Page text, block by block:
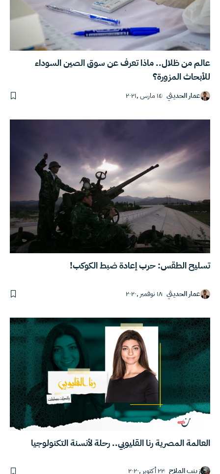
عالم من ظلال.. ماذا تعرف عن سوق الصين السوداء
للأبحاث المزورة؟
عمار الحديثي ١٤ مارس ,٢٠٢١
تسليح الطقس: حرب إعادة ضبط الكوكب!
عمار الحديثي ١٨ نوفمبر ,٢٠٢٠
العالمة المصرية رنا القليوبي.. رحلة لأنسنة التكنولوجيا
زينب الملاح ٢٢ أكتوبر ,٢٠٢٠